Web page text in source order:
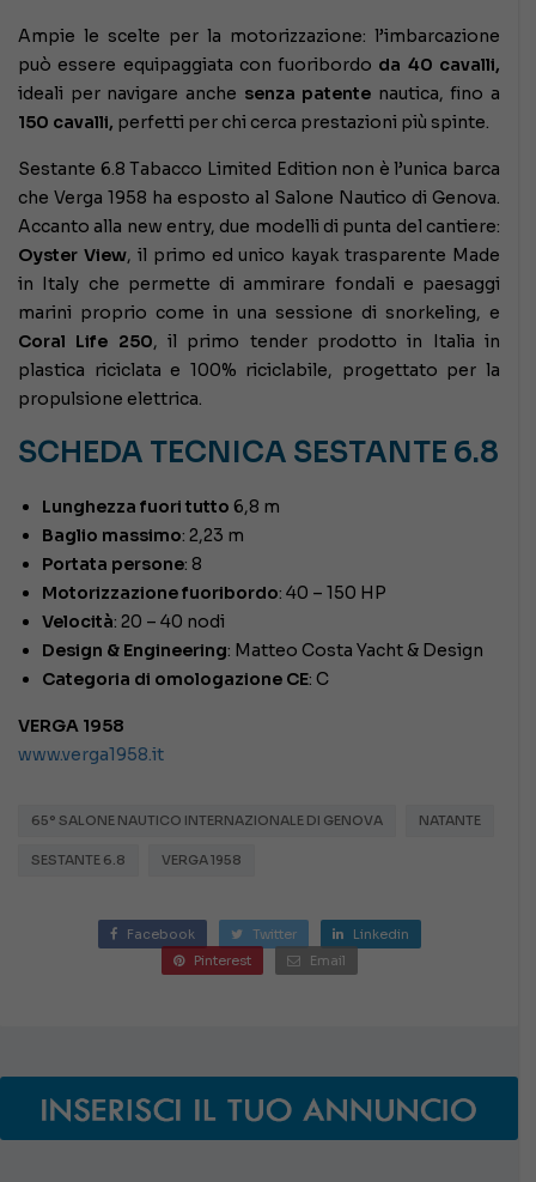
Ampie le scelte per la motorizzazione: l’imbarcazione
può essere equipaggiata con fuoribordo da 40 cavalli,
ideali per navigare anche senza patente nautica, fino a
150 cavalli, perfetti per chi cerca prestazioni più spinte.
Sestante 6.8 Tabacco Limited Edition non è l’unica barca
che Verga 1958 ha esposto al Salone Nautico di Genova.
Accanto alla new entry, due modelli di punta del cantiere:
Oyster View, il primo ed unico kayak trasparente Made
in Italy che permette di ammirare fondali e paesaggi
marini proprio come in una sessione di snorkeling, e
Coral Life 250, il primo tender prodotto in Italia in
plastica riciclata e 100% riciclabile, progettato per la
propulsione elettrica.
SCHEDA TECNICA SESTANTE 6.8
Lunghezza fuori tutto 6,8 m
Baglio massimo: 2,23 m
Portata persone: 8
Motorizzazione fuoribordo: 40 – 150 HP
Velocità: 20 – 40 nodi
Design & Engineering: Matteo Costa Yacht & Design
Categoria di omologazione CE: C
VERGA 1958
www.verga1958.it
65° SALONE NAUTICO INTERNAZIONALE DI GENOVA NATANTE
SESTANTE 6.8 VERGA 1958
Facebook Twitter
Linkedin
Pinterest
Email